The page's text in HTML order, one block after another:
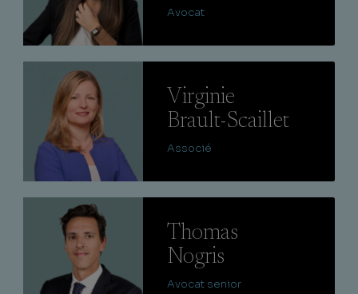
Avocat
Virginie
Brault-Scaillet
Associé
Thomas
Nogris
Avocat senior